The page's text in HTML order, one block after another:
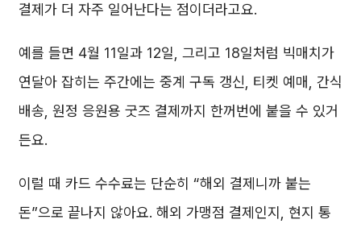
결제가 더 자주 일어난다는 점이더라고요.
예를 들면 4월 11일과 12일, 그리고 18일처럼 빅매치가
연달아 잡히는 주간에는 중계 구독 갱신, 티켓 예매, 간식
배송, 원정 응원용 굿즈 결제까지 한꺼번에 붙을 수 있거
든요.
이럴 때 카드 수수료는 단순히 “해외 결제니까 붙는
돈”으로 끝나지 않아요. 해외 가맹점 결제인지, 현지 통